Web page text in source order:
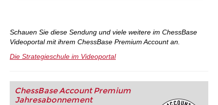
Schauen Sie diese Sendung und viele weitere im ChessBase
Videoportal mit ihrem ChessBase Premium Account an.
Die Strategieschule im Videoportal
ChessBase Account Premium
Jahresabonnement